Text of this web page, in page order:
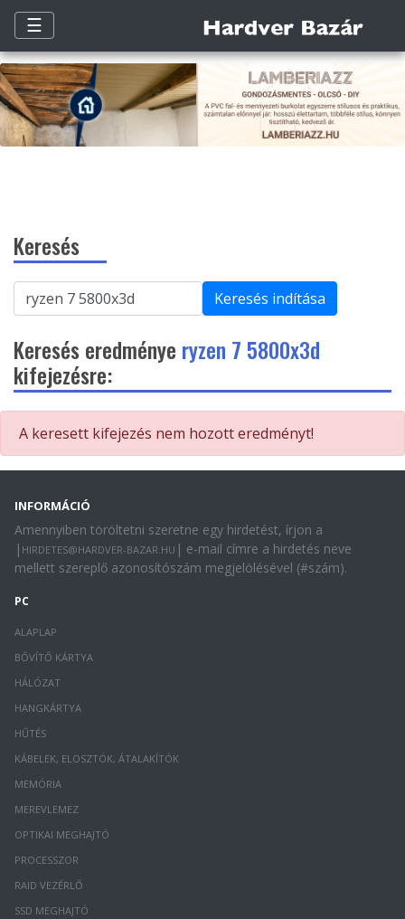
☰
Keresés
Keresés indítása
Keresés eredménye ryzen 7 5800x3d
kifejezésre:
A keresett kifejezés nem hozott eredményt!
INFORMÁCIÓ
Amennyiben töröltetni szeretne egy hirdetést, írjon a
| HIRDETES@HARDVER-BAZAR.HU | e-mail címre a hirdetés neve
mellett szereplő azonosítószám megjelölésével (#szám).
PC
ALAPLAP
BŐVÍTŐ KÁRTYA
HÁLÓZAT
HANGKÁRTYA
HŰTÉS
KÁBELEK, ELOSZTÓK, ÁTALAKÍTÓK
MEMÓRIA
MEREVLEMEZ
OPTIKAI MEGHAJTÓ
PROCESSZOR
RAID VEZÉRLŐ
SSD MEGHAJTÓ